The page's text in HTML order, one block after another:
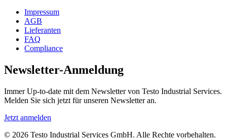
Impressum
AGB
Lieferanten
FAQ
Compliance
Newsletter-Anmeldung
Immer Up-to-date mit dem Newsletter von Testo Industrial Services.
Melden Sie sich jetzt für unseren Newsletter an.
Jetzt anmelden
© 2026 Testo Industrial Services GmbH. Alle Rechte vorbehalten.